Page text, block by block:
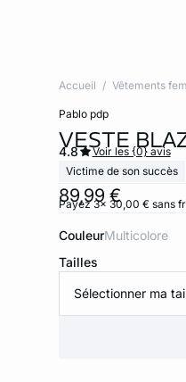
Accueil Vêtements
pablo pdp
VESTE
89,99 €
4.8
Voir les {0} avis
Victime de son succès
Payez 3x 30,00 € sans
Couleur
multicolore
Tailles
Sélectionner ma